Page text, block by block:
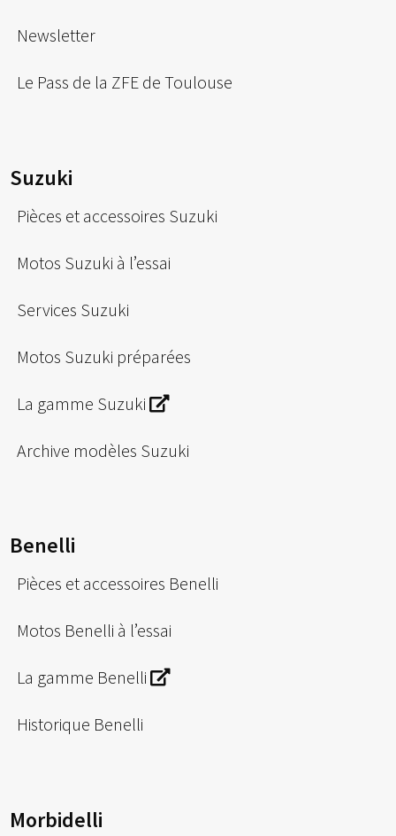
Newsletter
Le Pass de la ZFE de Toulouse
Suzuki
Pièces et accessoires Suzuki
Motos Suzuki à l’essai
Services Suzuki
Motos Suzuki préparées
La gamme Suzuki
Archive modèles Suzuki
Benelli
Pièces et accessoires Benelli
Motos Benelli à l’essai
La gamme Benelli
Historique Benelli
Morbidelli